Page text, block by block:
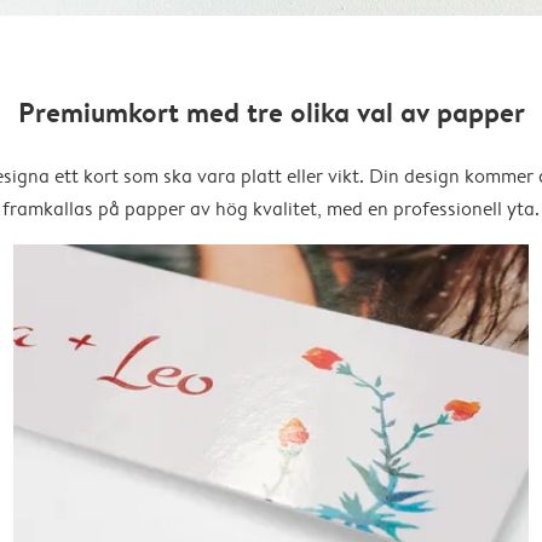
Premiumkort med tre olika val av papper
ett kort som ska vara platt eller vikt. Din design kommer
framkallas på papper av hög kvalitet, med en professionell yta.